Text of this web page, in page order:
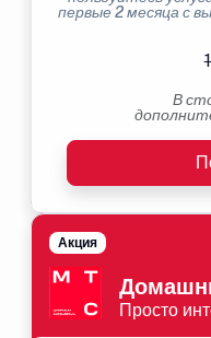
первые 2 месяца с
В
Просто
Акция